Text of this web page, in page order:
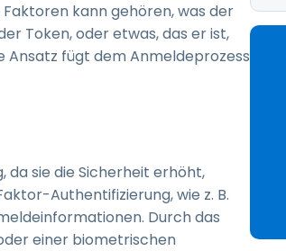
kann gehören, was der
Token, oder etwas, das er ist,
Ansatz fügt dem Anmeldeprozess
da sie die Sicherheit erhöht,
Authentifizierung, wie z. B.
Durch das
einer biometrischen